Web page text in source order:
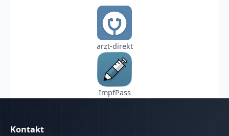
arzt-direkt
ImpfPass
Kontakt